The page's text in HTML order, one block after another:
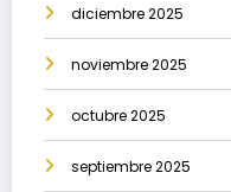
diciembre 2025
noviembre 2025
octubre 2025
septiembre 2025